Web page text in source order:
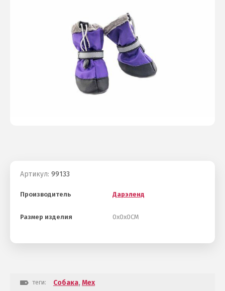
Артикул: 99133
Производитель Дарэленд
Размер изделия 0х0х0СМ
теги: Собака,Мех